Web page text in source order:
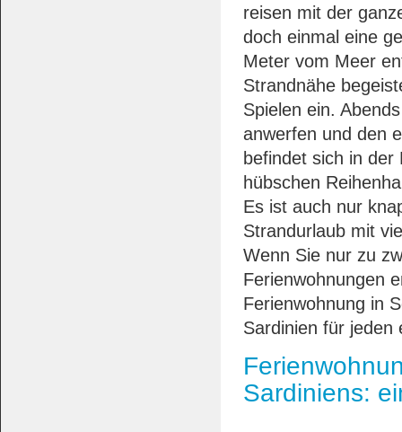
reisen mit der
doch einmal eine
Meter vom Meer
Strandnähe
Spielen ein.
anwerfen und den
befindet sich in der
hübschen
Es ist auch nur
Strandurlaub mit
Wenn Sie nur zu
Ferienwohnungen
Ferienwohnung in
Sardinien für jeden
Sardiniens: